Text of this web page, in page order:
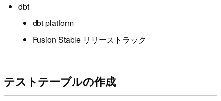
dbt
dbt platform
Fusion Stable リリーストラック
テストテーブルの作成